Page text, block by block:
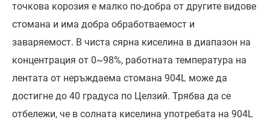
точкова корозия е малко по-добра от другите видове
стомана и има добра обработваемост и
заваряемост. В чиста сярна киселина в диапазон на
концентрация от 0~98%, работната температура на
лентата от неръждаема стомана 904L може да
достигне до 40 градуса по Целзий. Трябва да се
отбележи, че в солната киселина употребата на 904L